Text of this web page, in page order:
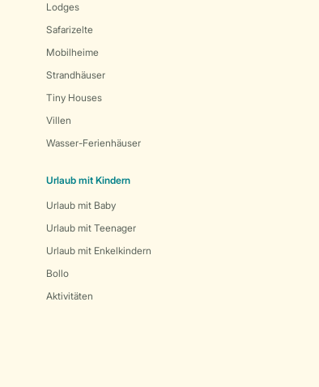
Lodges
Safarizelte
Mobilheime
Strandhäuser
Tiny Houses
Villen
Wasser-Ferienhäuser
Urlaub mit Kindern
Urlaub mit Baby
Urlaub mit Teenager
Urlaub mit Enkelkindern
Bollo
Aktivitäten